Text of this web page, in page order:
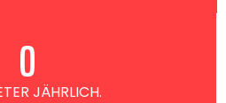
JÄHRLICH.
0